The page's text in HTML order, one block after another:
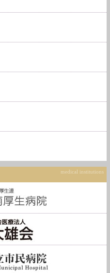
medical institutions